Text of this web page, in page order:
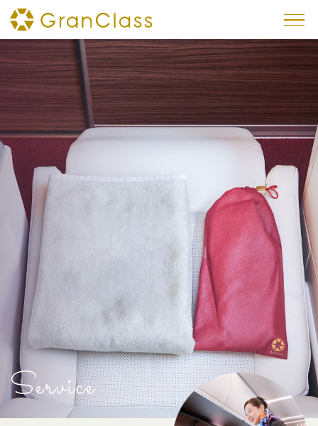
×
トピックス
予約方法
車内サービス
インテリア
シート
リフレッシュメント(軽いお食事)･お飲み物
GranClassを予約する
Service